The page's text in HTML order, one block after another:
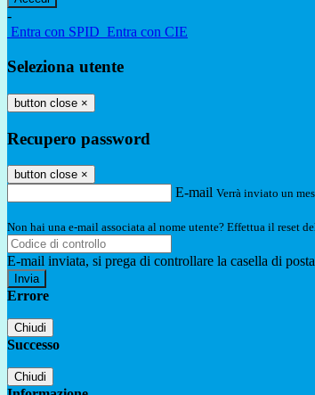
-
Entra con SPID Entra con CIE
Seleziona utente
button close ×
Recupero password
button close ×
E-mail Verrà inviato un
Non hai una e-mail associata al nome utente? Effettua il reset
E-mail inviata, si prega di controllare la casella di
Errore
Chiudi
Successo
Chiudi